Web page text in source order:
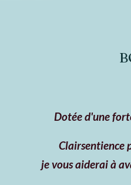
Dotée d'une
Clairsentience
je vous aiderai à